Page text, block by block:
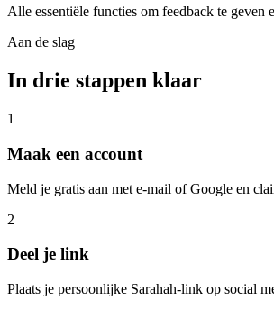
Alle essentiële functies om feedback te geven
Aan de slag
In drie stappen klaar
1
Maak een account
Meld je gratis aan met e-mail of Google en
2
Deel je link
Plaats je persoonlijke Sarahah-link op social